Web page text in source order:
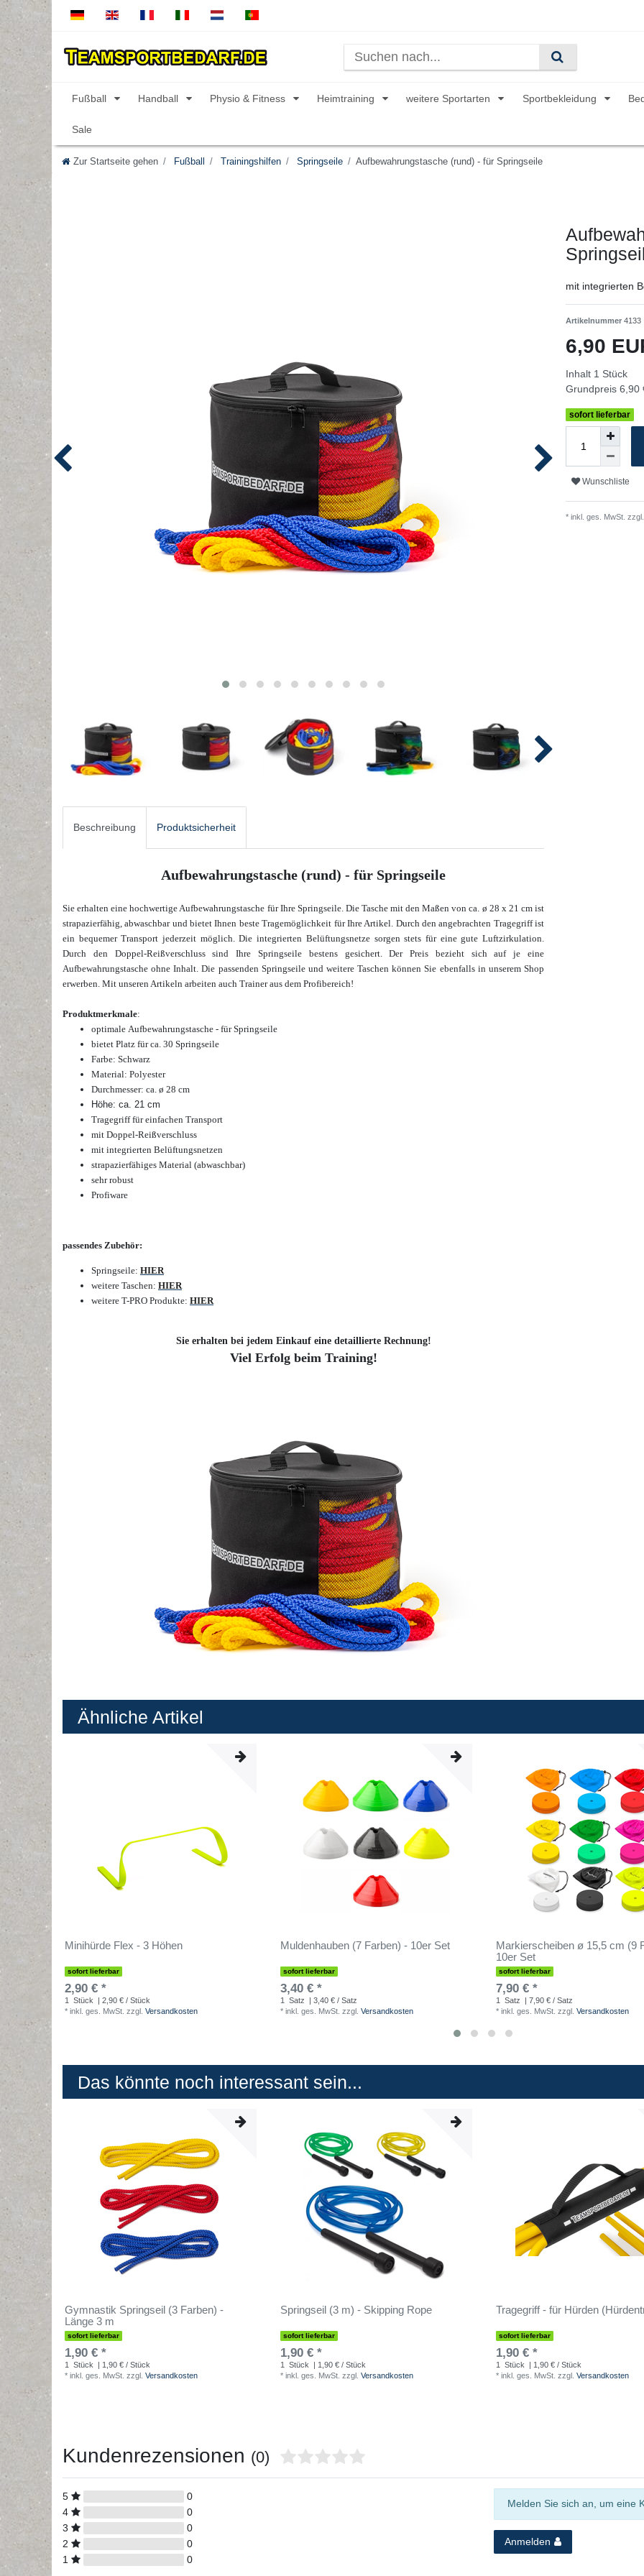
Fußball Handball Physio & Fitness Heimtraining weitere Sportarten Sportbekleidung
Sale
Zur Startseite gehen Fußball Trainingshilfen Springseile Aufbewahrungstasche (rund) - für Springseile
Beschreibung Produktsicherheit
Aufbewahrungstasche (rund) - für Springseile
Sie erhalten eine hochwertige Aufbewahrungstasche für Ihre Springseile. Die Tasche mit den Maßen von ca. ø 28 x 21 cm ist
strapazierfähig, abwaschbar und bietet Ihnen beste Tragemöglichkeit für Ihre Artikel. Durch den angebrachten Tragegriff ist
ein bequemer Transport jederzeit möglich. Die integrierten Belüftungsnetze sorgen stets für eine gute Luftzirkulation.
Durch den Doppel-Reißverschluss sind Ihre Springseile bestens gesichert. Der Preis bezieht sich auf je eine
Aufbewahrungstasche ohne Inhalt. Die passenden Springseile und weitere Taschenkönnen Sie ebenfalls in unserem Shop
erwerben. Mit unseren Artikeln arbeiten auch Trainer aus dem Profibereich!
Produktmerkmale:
optimale Aufbewahrungstasche - für Springseile
bietet Platz für ca. 30 Springseile
Farbe: Schwarz
Material: Polyester
Durchmesser: ca. ø 28 cm
Höhe: ca. 21 cm
Tragegriff für einfachen Transport
mit Doppel-Reißverschluss
mit integrierten Belüftungsnetzen
strapazierfähiges Material (abwaschbar)
sehr robust
Profiware
passendes Zubehör:
Springseile: HIER
weitere Taschen: HIER
weitere T-PRO Produkte: HIER
Sie erhalten bei jedem Einkauf eine detaillierte Rechnung!
Viel Erfolg beim Training!
mit integrierten
Artikelnummer 4133
6,90
Inhalt 1 Stück
Grundpreis 6,90
sofort lieferbar
Wunschliste
* inkl. ges. MwSt. zzgl.
Ähnliche Artikel
Minihürde Flex - 3 Höhen
sofort lieferbar
2,90 € *
1 Stück
| 2,90 € / Stück
* inkl. ges. MwSt. zzgl. Versandkosten
Muldenhauben (7 Farben) - 10er Set
sofort lieferbar
3,40 € *
1 Satz
| 3,40 € / Satz
* inkl. ges. MwSt. zzgl. Versandkosten
Markierscheiben ø 15,5 cm (9
10er Set
sofort lieferbar
7,90 € *
1 Satz
| 7,90 € / Satz
* inkl. ges. MwSt. zzgl. Versandkosten
Das könnte noch interessant sein...
Gymnastik Springseil (3 Farben) -
Länge 3 m
sofort lieferbar
1,90 € *
1 Stück
| 1,90 € / Stück
* inkl. ges. MwSt. zzgl. Versandkosten
Springseil (3 m) - Skipping Rope
sofort lieferbar
1,90 € *
1 Stück
| 1,90 € / Stück
* inkl. ges. MwSt. zzgl. Versandkosten
Tragegriff - für Hürden
sofort lieferbar
1,90 € *
1 Stück
| 1,90 € / Stück
* inkl. ges. MwSt. zzgl. Versandkosten
Kundenrezensionen (0)
5
0
4
0
3
0
2
0
1
0
Melden Sie sich an, um eine
Anmelden